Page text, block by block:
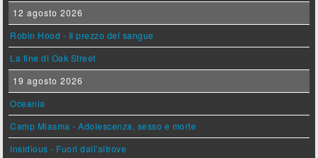
12 agosto 2026
Robin Hood - Il prezzo del sangue
La fine di Oak Street
19 agosto 2026
Oceania
Camp Miasma - Adolescenza, sesso e morte
Insidious - Fuori dall'altrove